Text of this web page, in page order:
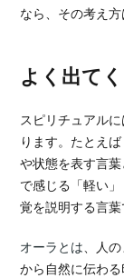
なら、その考え方
よく出て
スピリチュアル
ります。たとえば
や状態を表す言
で感じる「軽い
覚を説明する言葉
オーラとは 、人
から自然に伝わ